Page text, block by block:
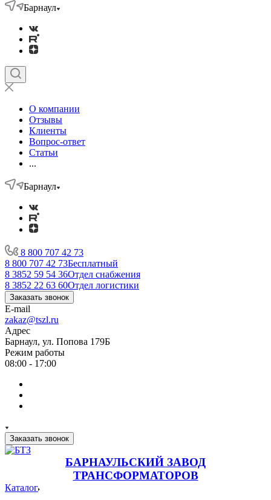
Барнаул
О компании
Отзывы
Клиенты
Вопрос-ответ
Статьи
...
Барнаул
8 800 707 42 73
8 800 707 42 73Бесплатный
8 3852 59 54 36Отдел снабжения
8 3852 22 63 60Отдел логистики
Заказать звонок
E-mail
zakaz@tszl.ru
Адрес
Барнаул, ул. Попова 179Б
Режим работы
08:00 - 17:00
Заказать звонок
БАРНАУЛЬСКИЙ ЗАВОД
ТРАНСФОРМАТОРОВ
Каталог